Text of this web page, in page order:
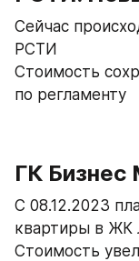
Сейчас
РСТИ
Стоимость
по регламенту
ГК
C 08.12.2023
квартиры в ЖК
Стоимость